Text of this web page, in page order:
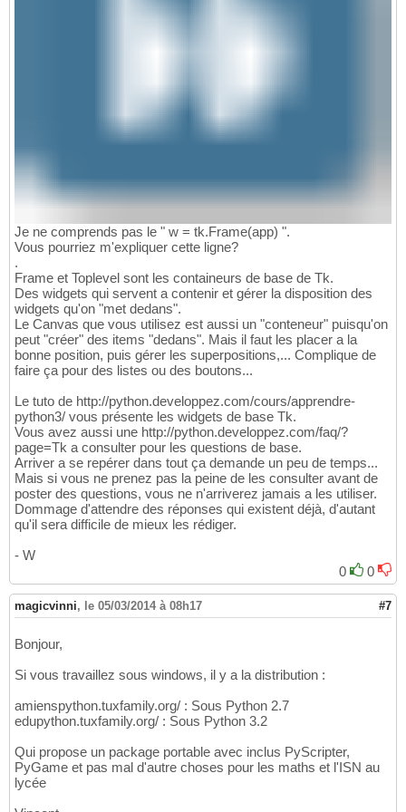
Je ne comprends pas le " w = tk.Frame(app) ".
Vous pourriez m'expliquer cette ligne?
.
Frame et Toplevel sont les containeurs de base de Tk.
Des widgets qui servent a contenir et gérer la disposition des
widgets qu'on "met dedans".
Le Canvas que vous utilisez est aussi un "conteneur" puisqu'on
peut "créer" des items "dedans". Mais il faut les placer a la
bonne position, puis gérer les superpositions,... Complique de
faire ça pour des listes ou des boutons...
Le tuto de http://python.developpez.com/cours/apprendre-
python3/ vous présente les widgets de base Tk.
Vous avez aussi une http://python.developpez.com/faq/?
page=Tk a consulter pour les questions de base.
Arriver a se repérer dans tout ça demande un peu de temps...
Mais si vous ne prenez pas la peine de les consulter avant de
poster des questions, vous ne n'arriverez jamais a les utiliser.
Dommage d'attendre des réponses qui existent déjà, d'autant
qu'il sera difficile de mieux les rédiger.
- W
0
0
magicvinni, le 05/03/2014 à 08h17 #7
Bonjour,
Si vous travaillez sous windows, il y a la distribution :
amienspython.tuxfamily.org/ : Sous Python 2.7
edupython.tuxfamily.org/ : Sous Python 3.2
Qui propose un package portable avec inclus PyScripter,
PyGame et pas mal d'autre choses pour les maths et l'ISN au
lycée